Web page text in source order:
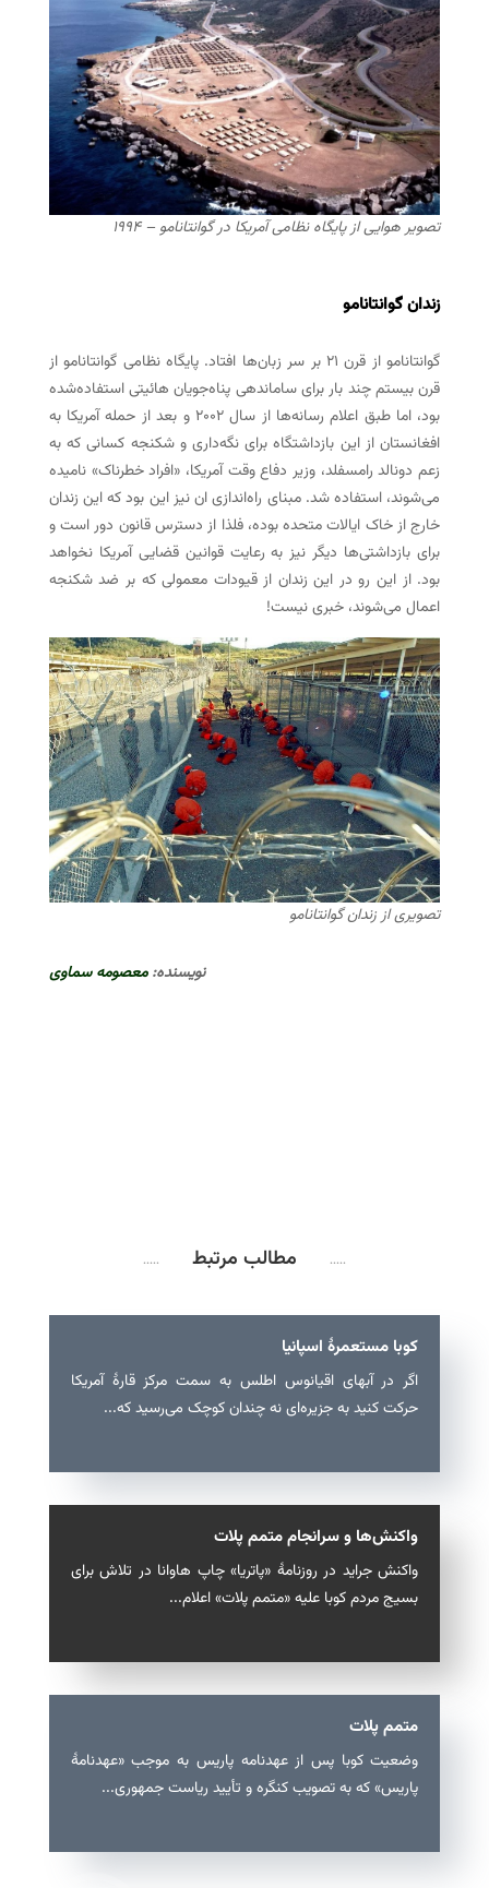
تصویر هوایی از پایگاه نظامی آمریکا در گوانتانامو – ۱۹۹۴
زندان گوانتانامو
گوانتانامو از قرن ۲۱ بر سر زبان‌ها افتاد. پایگاه نظامی گوانتانامو از
قرن بیستم چند بار برای ساماندهی پناه‌جویان هائیتی استفاده‌شده
بود، اما طبق اعلام رسانه‌ها از سال ۲۰۰۲ و بعد از حمله آمریکا به
افغانستان از این بازداشتگاه برای نگه‌داری و شکنجه کسانی که به
زعم دونالد رامسفلد، وزیر دفاع وقت آمریکا، «افراد خطرناک» نامیده
می‌شوند، استفاده شد. مبنای راه‌اندازی ان نیز این بود که این زندان
خارج از خاک ایالات متحده بوده، فلذا از دسترس قانون دور است و
برای بازداشتی‌ها دیگر نیز به رعایت قوانین قضایی آمریکا نخواهد
بود. از این رو در این زندان از قیودات معمولی که بر ضد شکنجه
اعمال می‌شوند، خبری نیست!
تصویری از زندان گوانتانامو
نویسنده:معصومه سماوی
..... مطالب مرتبط .....
کوبا مستعمرهٔ اسپانیا
اگر در آبهای اقیانوس اطلس به سمت مرکز قارهٔ آمریکا
حرکت کنید به جزیره‌ای نه چندان کوچک می‌رسید که...
واکنش‌ها و سرانجام متمم پلات
واکنش جراید در روزنامهٔ «پاتریا» چاپ هاوانا در تلاش برای
بسیج مردم کوبا علیه «متمم پلات» اعلام...
متمم پلات
وضعیت کوبا پس از عهدنامه پاریس به موجب «عهدنامهٔ
پاریس» که به تصویب کنگره و تأیید ریاست جمهوری...